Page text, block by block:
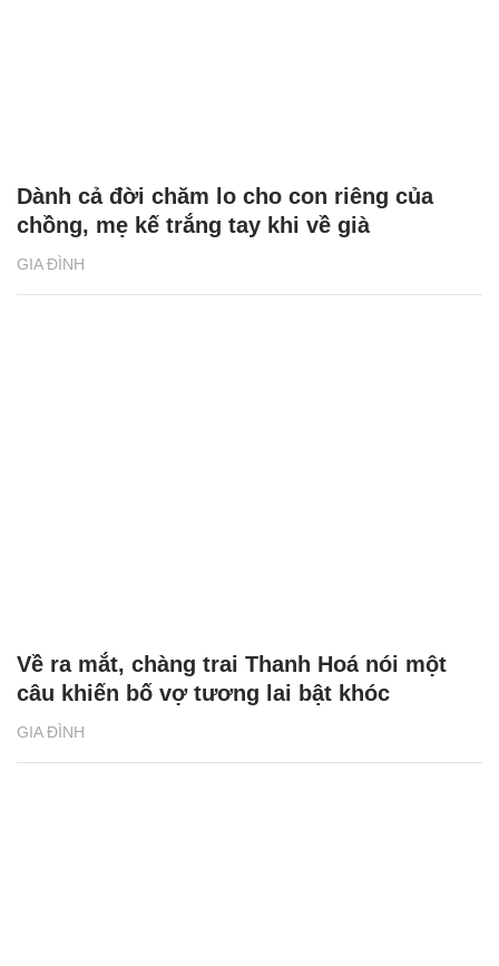
GIA ĐÌNH
Dành cả đời chăm lo cho con riêng của
chồng, mẹ kế trắng tay khi về già
GIA ĐÌNH
Về ra mắt, chàng trai Thanh Hoá nói một
câu khiến bố vợ tương lai bật khóc